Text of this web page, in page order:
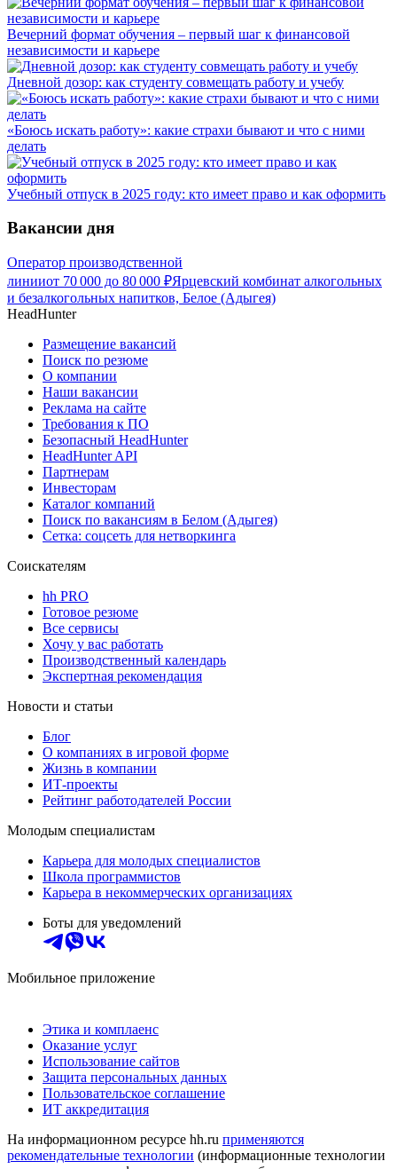
Вечерний формат обучения – первый шаг к финансовой
независимости и карьере
Дневной дозор: как студенту совмещать работу и учебу
«Боюсь искать работу»: какие страхи бывают и что с ними
делать
Учебный отпуск в 2025 году: кто имеет право и как оформить
Вакансии дня
Оператор производственной
линииот 70 000 до 80 000 ₽Ярцевский комбинат алкогольных
и безалкогольных напитков, Белое (Адыгея)
HeadHunter
Размещение вакансий
Поиск по резюме
О компании
Наши вакансии
Реклама на сайте
Требования к ПО
Безопасный HeadHunter
HeadHunter API
Партнерам
Инвесторам
Каталог компаний
Поиск по вакансиям в Белом (Адыгея)
Сетка: соцсеть для нетворкинга
Соискателям
hh PRO
Готовое резюме
Все сервисы
Хочу у вас работать
Производственный календарь
Экспертная рекомендация
Новости и статьи
Блог
О компаниях в игровой форме
Жизнь в компании
ИТ-проекты
Рейтинг работодателей России
Молодым специалистам
Карьера для молодых специалистов
Школа программистов
Карьера в некоммерческих организациях
Боты для уведомлений
Мобильное приложение
Этика и комплаенс
Оказание услуг
Использование сайтов
Защита персональных данных
Пользовательское соглашение
ИТ аккредитация
На информационном ресурсе hh.ru применяются
рекомендательные технологии (информационные технологии